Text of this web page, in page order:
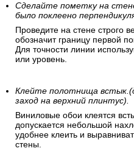
Сделайте пометку на
было поклеено
Проведите на стене строго
обозначит границу первой
Для точности линии
или уровень.
Клейте полотнища
заход на верхний плинтус).
Виниловые обои клеятся
допускается небольшой
удобнее клеить и
стены.